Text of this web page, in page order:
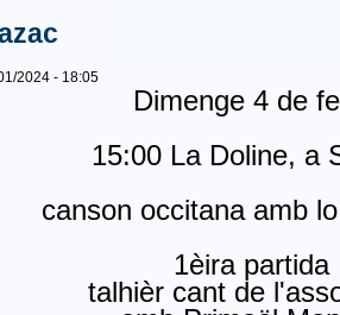
2024 - 18:05
Dimenge 4 de
15:00 La Doline, a
canson occitana amb
1èira
talhièr cant de